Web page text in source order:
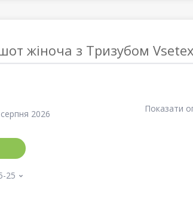
жіноча з Тризубом
2026
Показати
25